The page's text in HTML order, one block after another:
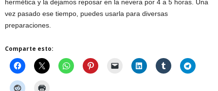
hermética y la dejamos reposar en la nevera por 4 a 5 horas. Una
vez pasado ese tiempo, puedes usarla para diversas
preparaciones.
Comparte esto: